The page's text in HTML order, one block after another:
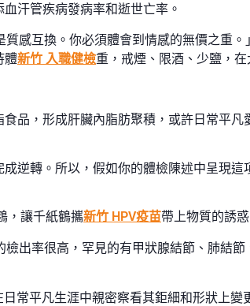
汗管疾病發病率和逝世亡率。
質感互換。你必須體會到情感的無價之重
體新竹 入職健檢重，戒煙、限酒、少鹽，
品，形成肝臟內脂肪聚積，或許日常平
逆轉。所以，假如你的體檢陳述中呈現這
，讓千紙鶴攜新竹 HPV疫苗帶上物質的誘惑
檢出率很高，罕見的有甲狀腺結節、肺結
常平凡生涯中親密察看其鉅細和形狀上